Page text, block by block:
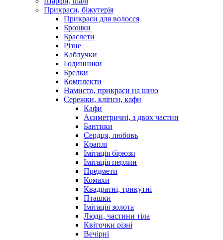
Прикраси, біжутерія
Прикраси для волосся
Брошки
Браслети
Різне
Каблучки
Годинники
Брелки
Комплекти
Намисто, прикраси на шию
Сережки, кліпси, кафи
Кафи
Асиметричні, з двох частин
Бантики
Сердця, любовь
Краплі
Імітація бірюзи
Імітація перлин
Предмети
Комахи
Квадратні, трикутні
Пташки
Імітація золота
Люди, частини тіла
Квіточки різні
Вечірні